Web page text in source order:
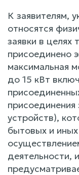
К заявителям,
относятся
заявки в целях
присоединено
максимальная
до 15 кВт
устройств),
бытовых и
деятельности,